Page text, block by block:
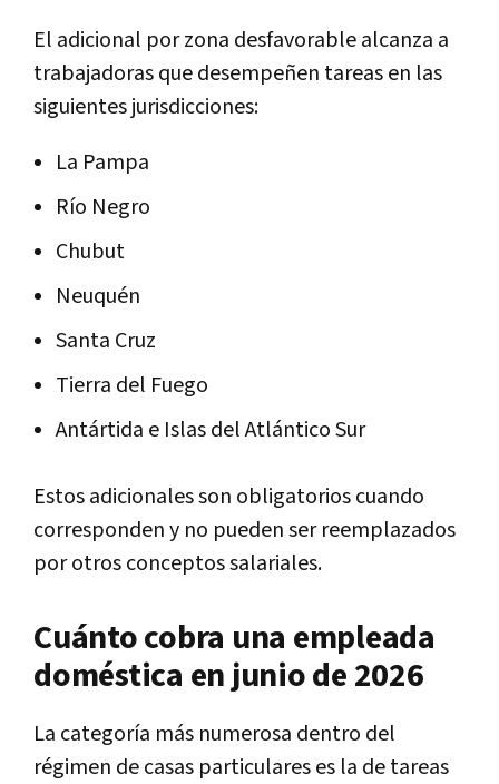
El adicional por zona desfavorable alcanza a
trabajadoras que desempeñen tareas en las
siguientes jurisdicciones:
La Pampa
Río Negro
Chubut
Neuquén
Santa Cruz
Tierra del Fuego
Antártida e Islas del Atlántico Sur
Estos adicionales son obligatorios cuando
corresponden y no pueden ser reemplazados
por otros conceptos salariales.
Cuánto cobra una empleada
doméstica en junio de 2026
La categoría más numerosa dentro del
régimen de casas particulares es la de tareas